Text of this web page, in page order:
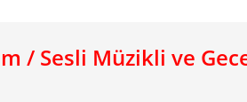
/ Sesli Müzikli ve